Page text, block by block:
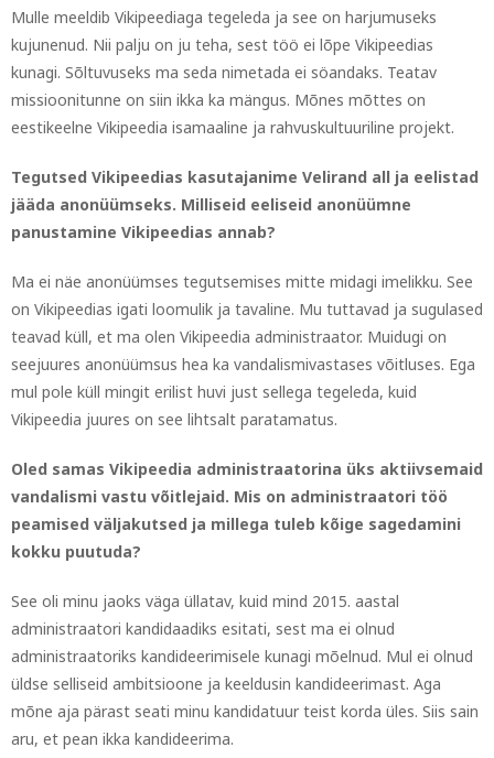
Mulle meeldib Vikipeediaga tegeleda ja see on harjumuseks
kujunenud. Nii palju on ju teha, sest töö ei lõpe Vikipeedias
kunagi. Sõltuvuseks ma seda nimetada ei söandaks. Teatav
missioonitunne on siin ikka ka mängus. Mõnes mõttes on
eestikeelne Vikipeedia isamaaline ja rahvuskultuuriline projekt.
Tegutsed Vikipeedias kasutajanime Velirand all ja eelistad
jääda anonüümseks. Milliseid eeliseid anonüümne
panustamine Vikipeedias annab?
Ma ei näe anonüümses tegutsemises mitte midagi imelikku. See
on Vikipeedias igati loomulik ja tavaline. Mu tuttavad ja sugulased
teavad küll, et ma olen Vikipeedia administraator. Muidugi on
seejuures anonüümsus hea ka vandalismivastases võitluses. Ega
mul pole küll mingit erilist huvi just sellega tegeleda, kuid
Vikipeedia juures on see lihtsalt paratamatus.
Oled samas Vikipeedia administraatorina üks aktiivsemaid
vandalismi vastu võitlejaid. Mis on administraatori töö
peamised väljakutsed ja millega tuleb kõige sagedamini
kokku puutuda?
See oli minu jaoks väga üllatav, kuid mind 2015. aastal
administraatori kandidaadiks esitati, sest ma ei olnud
administraatoriks kandideerimisele kunagi mõelnud. Mul ei olnud
üldse selliseid ambitsioone ja keeldusin kandideerimast. Aga
mõne aja pärast seati minu kandidatuur teist korda üles. Siis sain
aru, et pean ikka kandideerima.